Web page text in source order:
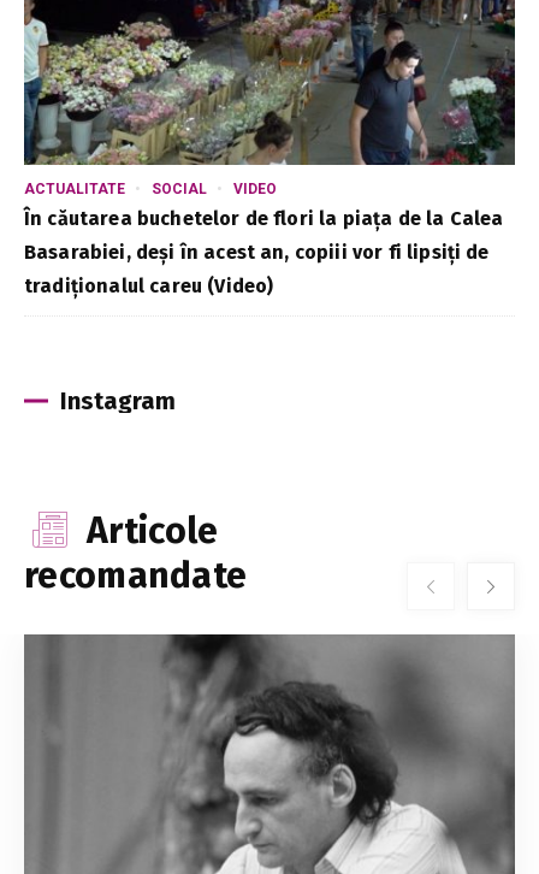
ACTUALITATE SOCIAL VIDEO
În căutarea buchetelor de flori la piața de la Calea
Basarabiei, deși în acest an, copiii vor fi lipsiți de
tradiționalul careu (Video)
Instagram
Articole
recomandate